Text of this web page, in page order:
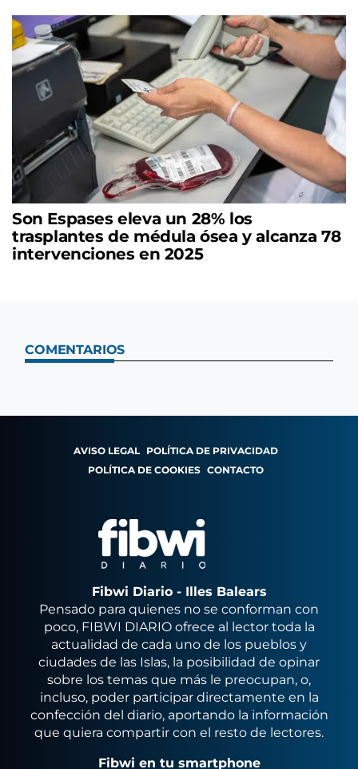
Son Espases eleva un 28% los
trasplantes de médula ósea y alcanza 78
intervenciones en 2025
COMENTARIOS
AVISO LEGAL POLÍTICA DE PRIVACIDAD
POLÍTICA DE COOKIES CONTACTO
Fibwi Diario - Illes Balears
Pensado para quienes no se conforman con
poco, FIBWI DIARIO ofrece al lector toda la
actualidad de cada uno de los pueblos y
ciudades de las Islas, la posibilidad de opinar
sobre los temas que más le preocupan, o,
incluso, poder participar directamente en la
confección del diario, aportando la información
que quiera compartir con el resto de lectores.
Fibwi en tu smartphone